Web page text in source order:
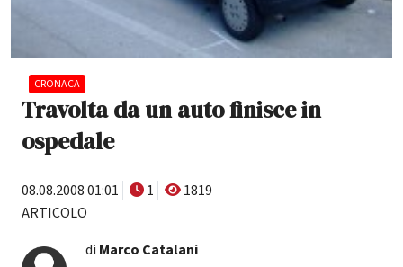
CRONACA
Travolta da un auto finisce in
ospedale
08.08.2008 01:01 1
1819
ARTICOLO
di Marco Catalani